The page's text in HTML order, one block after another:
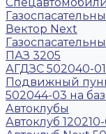
Вектор Next
ПАЗ 3205
АГДЗС 502040-
Подвижный
502044-03 на
Автоклубы
Автоклуб